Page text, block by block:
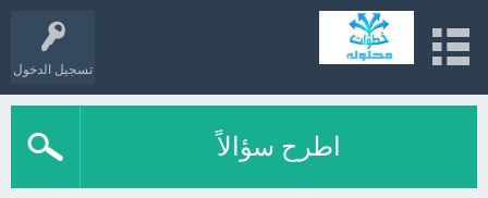
تسجيل الدخول
اطرح سؤالاً